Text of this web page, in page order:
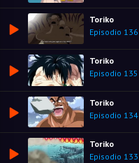
Toriko
Episodio 136
Toriko
Episodio 135
Toriko
Episodio 134
Toriko
Episodio 133